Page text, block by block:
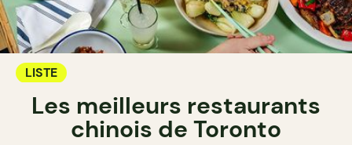
LISTE
Les meilleurs restaurants
chinois de Toronto